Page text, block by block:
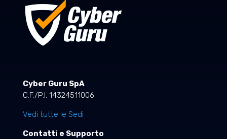
Cyber Guru SpA
C.F./P.I. 14324511006
Vedi tutte le Sedi
Contatti e Supporto